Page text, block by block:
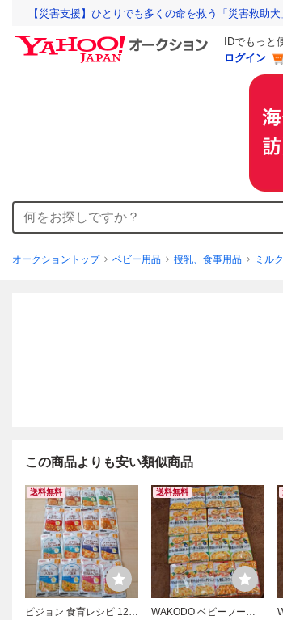
【災害支援】ひとりでも多くの命を救う「災害救助犬
IDでもっと
ログイン
オークショントップ ベビー用品 授乳、食事用品 ミル
この商品よりも安い類似商品
送料無料
ピジョン 食育レシピ 12ヶ
送料無料
WAKODO ベビーフード